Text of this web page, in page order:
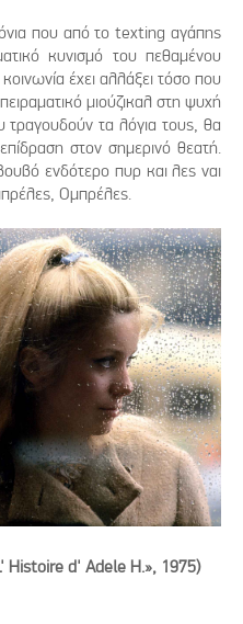
που από το texting αγάπης
κυνισμό του πεθαμένου
έχει αλλάξει τόσο που
μιούζικαλ στη ψυχή
τα λόγια τους, θα
στον σημερινό θεατή.
ενδότερο πυρ και λες ναι
Ομπρέλες.
Histoire d' Adele H.», 1975)